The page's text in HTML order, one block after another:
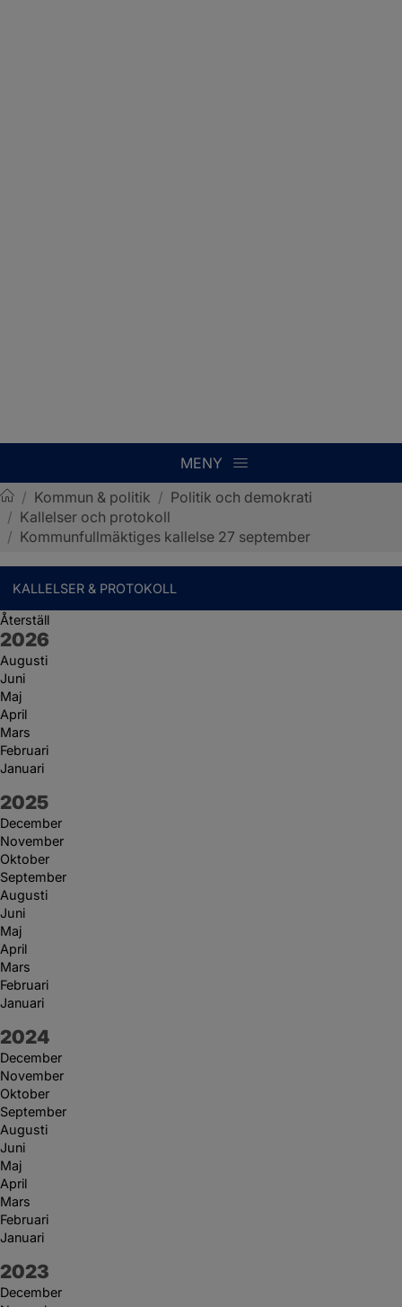
MENY
Sotenäs kommun
/ Kommun & politik / Politik och demokrati
/ Kallelser och protokoll
/ Kommunfullmäktiges kallelse 27 september
KALLELSER & PROTOKOLL
Återställ
År:
2026
Augusti
Juni
Maj
April
Mars
Februari
Januari
År:
2025
December
November
Oktober
September
Augusti
Juni
Maj
April
Mars
Februari
Januari
År:
2024
December
November
Oktober
September
Augusti
Juni
Maj
April
Mars
Februari
Januari
År:
2023
December